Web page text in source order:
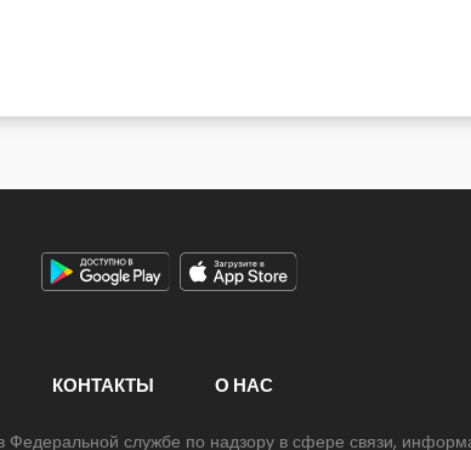
КОНТАКТЫ О НАС
Федеральной службе по надзору в сфере связи,